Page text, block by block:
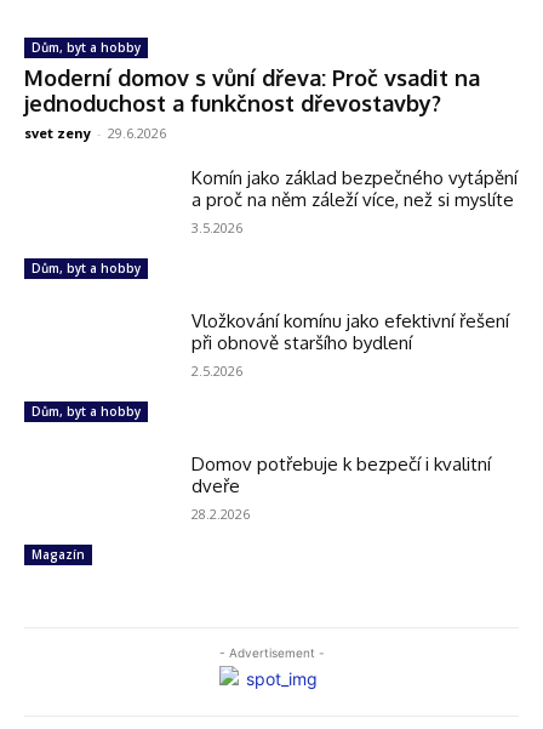
Dům, byt a hobby
Moderní domov s vůní dřeva: Proč vsadit na
jednoduchost a funkčnost dřevostavby?
svet zeny - 29.6.2026
Dům, byt a hobby
Komín jako základ bezpečného vytápění
a proč na něm záleží více, než si myslíte
3.5.2026
Dům, byt a hobby
Vložkování komínu jako efektivní řešení
při obnově staršího bydlení
2.5.2026
Magazín
Domov potřebuje k bezpečí i kvalitní
dveře
28.2.2026
- Advertisement -